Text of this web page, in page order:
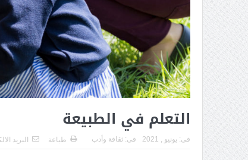
التعلم في الطبيعة
فى: يونيو , 2021 فى:ثقافة وأدب طباعة البريد